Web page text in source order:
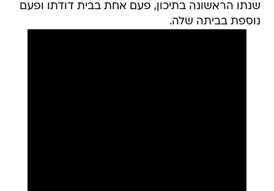
שנתו הראשונה בתיכון, פעם אחת בבית דודתו ופעם
נוספת בביתה שלה.